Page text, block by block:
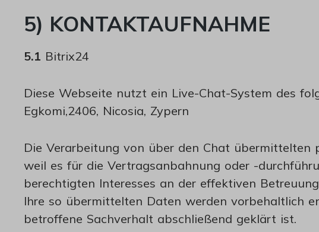
5) KONTAKTAUFNAHME
5.1 Bitrix24
Diese Webseite nutzt ein Live-Chat-System des
Egkomi,2406, Nicosia, Zypern
Die Verarbeitung von über den Chat
weil es für die Vertragsanbahnung oder -
berechtigten Interesses an der effektiven
Ihre so übermittelten Daten werden vorbehaltlich
betroffene Sachverhalt abschließend geklärt ist.